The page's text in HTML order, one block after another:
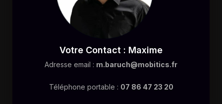
Votre Contact : Maxime
Adresse email : m.baruch@mobitics.fr
Téléphone portable : 07 86 47 23 20